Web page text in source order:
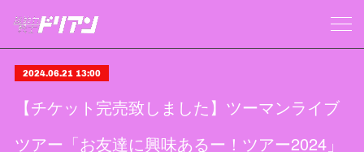
2024.06.21 13:00
【チケット完売致しました】ツーマンライブ
ツアー「お友達に興味あるー！ツアー2024」